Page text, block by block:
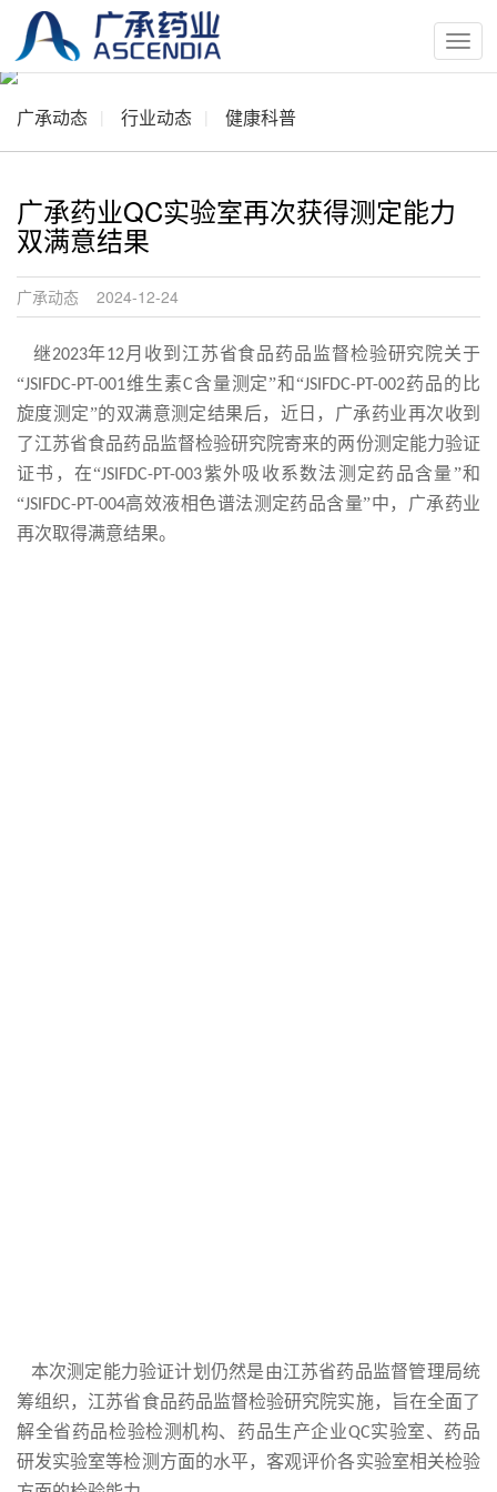
按
钮
广承动态 行业动态 健康科普
广承药业QC实验室再次获得测定能力
双满意结果
广承动态 2024-12-24
继2023年12月收到 江苏省食品药品监督检验研究院关于
“JSIFDC-PT-001维生素C含量测定”和“JSIFDC-PT-002药品的比
旋度测定”的双满意测定结果后，近日，广承药业再次收到
了江苏省食品药品监督检验研究院寄来的两份测定能力验证
证书，在“JSIFDC-PT-003紫外吸收系数法测定药品含量”和
“JSIFDC-PT-004高效液相色谱法测定药品含量”中，广承药业
再次取得满意结果。
本次测定能力验证计划仍然是由江苏省药品监督管理局统
筹组织，江苏省食品药品监督检验研究院实施，旨在全面了
解全省药品检验检测机构、药品生产企业QC实验室、药品
研发实验室等检测方面的水平，客观评价各实验室相关检验